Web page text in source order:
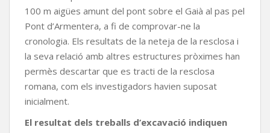
100 m aigües amunt del pont sobre el Gaià al pas pel
Pont d’Armentera, a fi de comprovar-ne la
cronologia. Els resultats de la neteja de la resclosa i
la seva relació amb altres estructures pròximes han
permès descartar que es tracti de la resclosa
romana, com els investigadors havien suposat
inicialment.
El resultat dels treballs d’excavació indiquen